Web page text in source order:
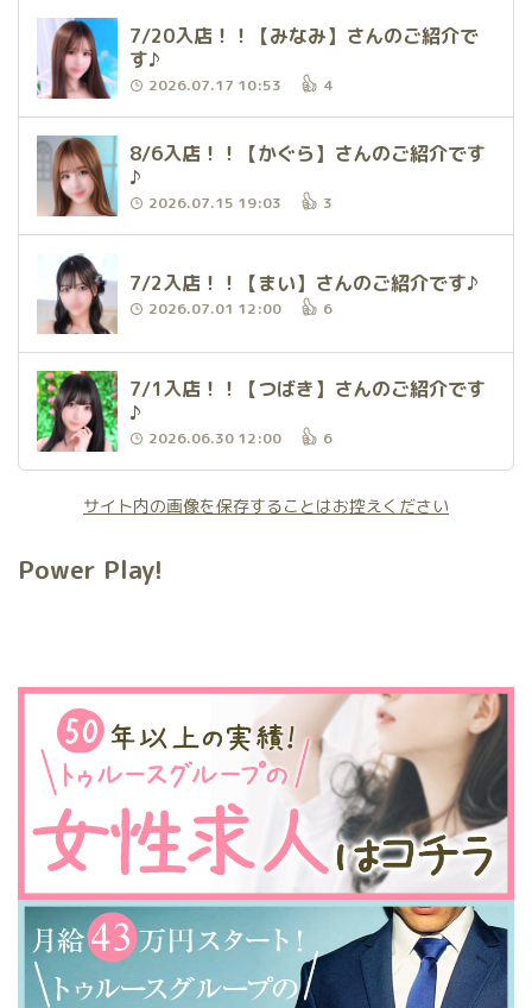
7/20入店！！【みなみ】さんのご紹介で
す♪
2026.07.17 10:53 4
8/6入店！！【かぐら】さんのご紹介です
♪
2026.07.15 19:03 3
7/2入店！！【まい】さんのご紹介です♪
2026.07.01 12:00 6
7/1入店！！【つばき】さんのご紹介です
♪
2026.06.30 12:00 6
サイト内の画像を保存することはお控えください
Power Play!